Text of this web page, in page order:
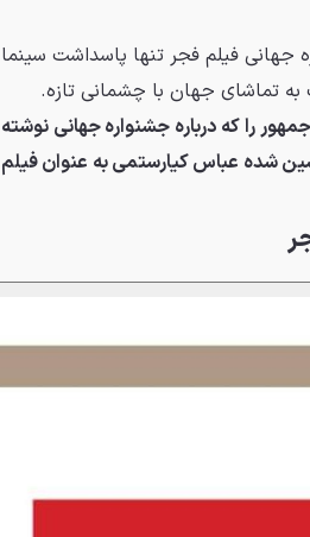
جهانی فیلم فجر تنها پاسداشت سینما
تماشای جهان با چشمانی تازه.
را که درباره جشنواره جهانی نوشته
شده عباس کیارستمی به عنوان فیلم